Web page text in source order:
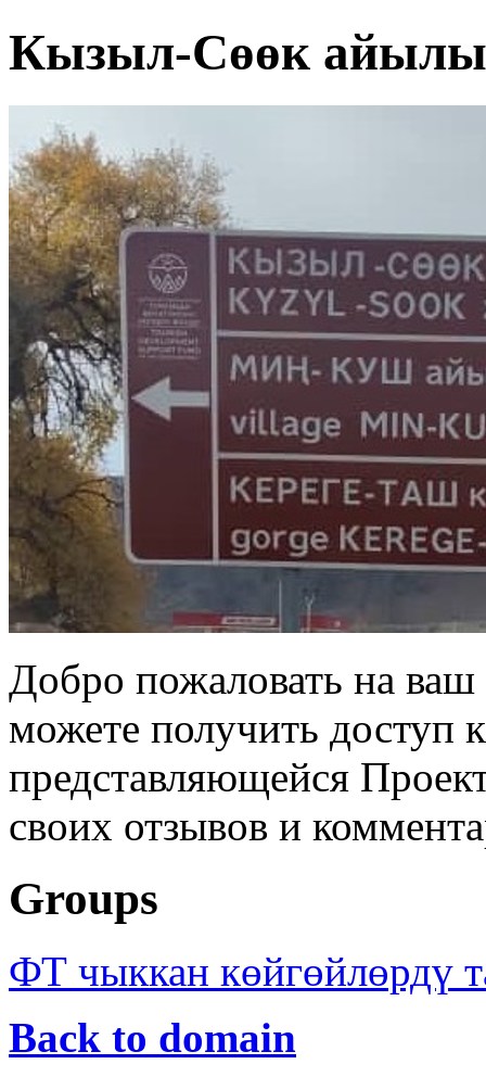
Кызыл-Сөөк айылы
Добро пожаловать на
можете получить доступ
представляющейся
своих отзывов и
Groups
ФТ чыккан көйгөйлөрдү
Back to domain